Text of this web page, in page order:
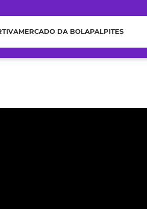
MERCADO DA BOLAPALPITES